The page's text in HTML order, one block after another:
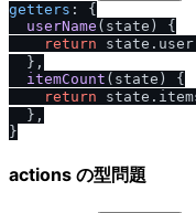
getters : {
userName ( state ) {
return state. user
  },
itemCount ( state ) {
return state.
  },
actions の型問題